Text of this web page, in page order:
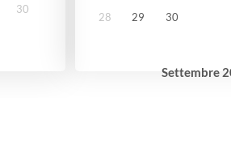
30
Settembre
28 29 30